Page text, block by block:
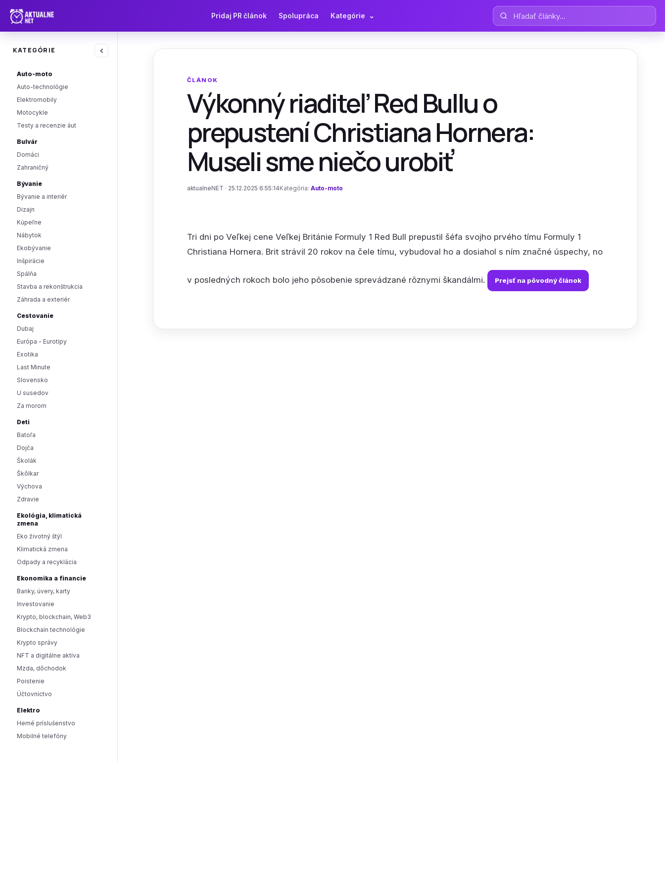
Pridaj PR článok Spolupráca Kategórie ⌄ Hľadať články
KATEGÓRIE ‹
Auto-moto
Auto-technológie
Elektromobily
Motocykle
Testy a recenzie áut
Bulvár
Domáci
Zahraničný
Bývanie
Bývanie a interiér
Dizajn
Kúpeľne
Nábytok
Ekobývanie
Inšpirácie
Spálňa
Stavba a rekonštrukcia
Záhrada a exteriér
Cestovanie
Dubaj
Európa - Eurotipy
Exotika
Last Minute
Slovensko
U susedov
Za morom
Deti
Batoľa
Dojča
Školák
Škôlkar
Výchova
Zdravie
Ekológia, klimatická
zmena
Eko životný štýl
Klimatická zmena
Odpady a recyklácia
Ekonomika a financie
Banky, úvery, karty
Investovanie
Krypto, blockchain, Web3
Blockchain technológie
Krypto správy
NFT a digitálne aktíva
Mzda, dôchodok
Poistenie
Účtovníctvo
Elektro
Herné príslušenstvo
Mobilné telefóny
ČLÁNOK
Výkonný riaditeľ Red Bullu o
prepustení Christiana Hornera:
Museli sme niečo urobiť
aktualneNET · 25.12.2025 6:55:14 Kategória: Auto-moto
Tri dni po Veľkej cene Veľkej Británie Formuly 1 Red Bull prepustil šéfa svojho prvého tímu Formuly 1
Christiana Hornera. Brit strávil 20 rokov na čele tímu, vybudoval ho a dosiahol s ním značné úspechy, no
v posledných rokoch bolo jeho pôsobenie sprevádzané rôznymi škandálmi. Prejsť na pôvodný článok